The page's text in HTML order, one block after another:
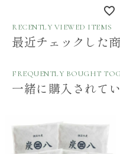
RECENTLY VIEWED ITEMS
最近チェックした
FREQUENTLY BOUGHT
一緒に購入されて